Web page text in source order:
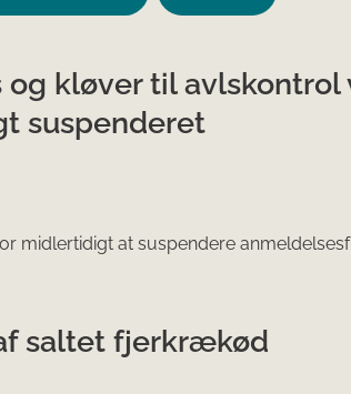
kløver til avlskontrol
suspenderet
midlertidigt at suspendere
saltet fjerkrækød